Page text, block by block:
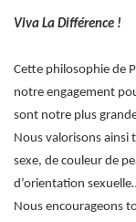
Viva La Différence !
Cette philosophie de
notre engagement
sont notre plus
Nous valorisons ainsi
sexe, de couleur de
d’orientation
Nous encourageons